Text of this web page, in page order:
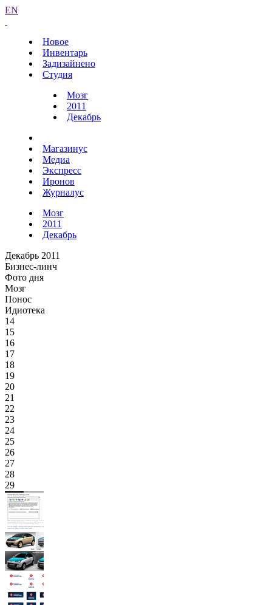
EN
Новое
Инвентарь
Задизайнено
Студия
Мозг
2011
Декабрь
Магазинус
Медиа
Экспресс
Иронов
Журналус
Мозг
2011
Декабрь
Декабрь 2011
Бизнес-линч
Фото дня
Мозг
Понос
Идиотека
14
15
16
17
18
19
20
21
22
23
24
25
26
27
28
29